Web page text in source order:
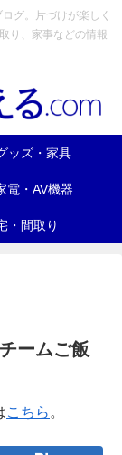
グ。片づけが楽しく
り、家事などの情報
ッズ・家具
電・AV機器
・間取り
ームご飯
こちら 。